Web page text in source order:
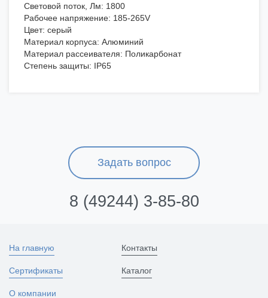
Световой поток, Лм: 1800
Рабочее напряжение: 185-265V
Цвет: серый
Материал корпуса: Алюминий
Материал рассеивателя: Поликарбонат
Степень защиты: IP65
Задать вопрос
8 (49244) 3-85-80
На главную
Сертификаты
О компании
Контакты
Каталог